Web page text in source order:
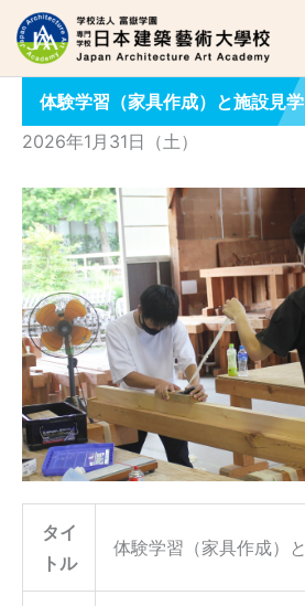
を
体験学習（家具作成）と施設見学
2026年1月31日（土）
タイ
トル
体験学習（家具作成）